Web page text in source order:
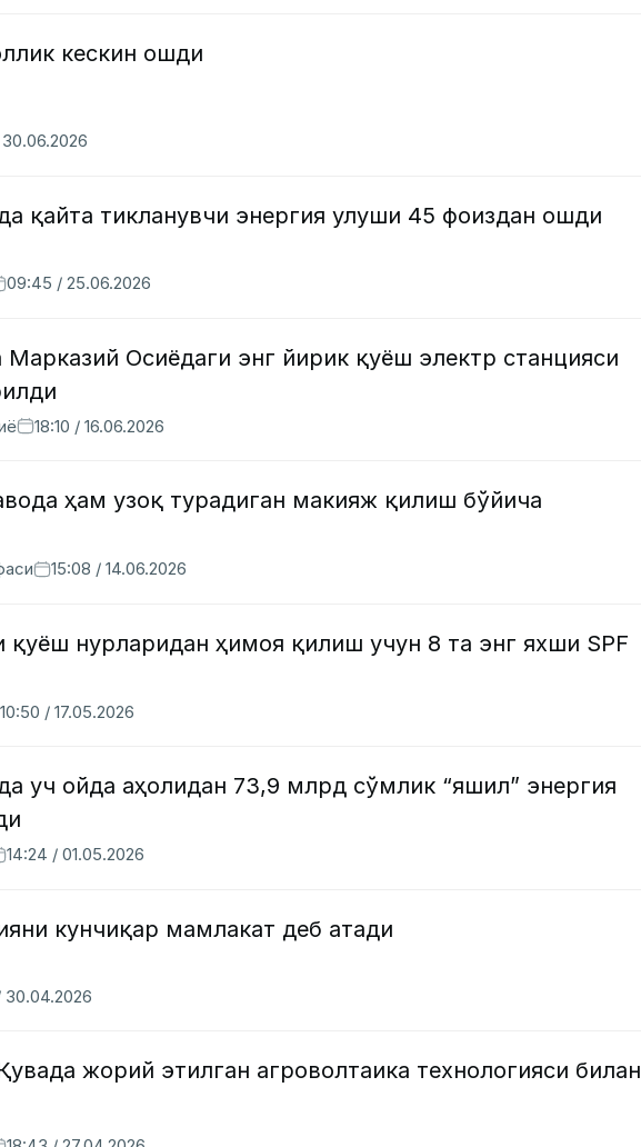
кескин ошди
30.06.2026
қайта тикланувчи энергия улуши 45 фоиздан ошди
09:45 / 25.06.2026
Марказий Осиёдаги энг йирик қуёш электр станцияси
18:10 / 16.06.2026
ҳам узоқ турадиган макияж қилиш бўйича
15:08 / 14.06.2026
қуёш нурларидан ҳимоя қилиш учун 8 та энг яхши SPF
10:50 / 17.05.2026
уч ойда аҳолидан 73,9 млрд сўмлик “яшил” энергия
14:24 / 01.05.2026
кунчиқар мамлакат деб атади
30.04.2026
жорий этилган агроволтаика технологияси билан